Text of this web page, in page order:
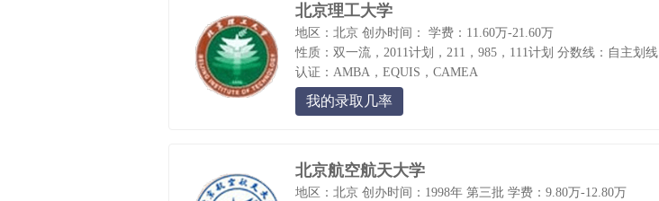
北京理工大学
地区：北京 创办时间：
学费：11.60万-21.60万
性质：双一流，2011计划，211，985，111计划 分数线：自主划线
认证：AMBA，EQUIS，CAMEA
我的录取几率
北京航空航天大学
地区：北京 创办时间：1998年 第三批 学费：9.80万-12.80万